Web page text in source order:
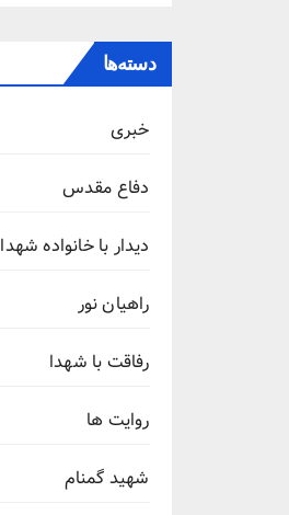
دسته‌ها
خبری
دفاع مقدس
دیدار با خانواده شهدا
راهیان نور
رفاقت با شهدا
روایت ها
شهید گمنام